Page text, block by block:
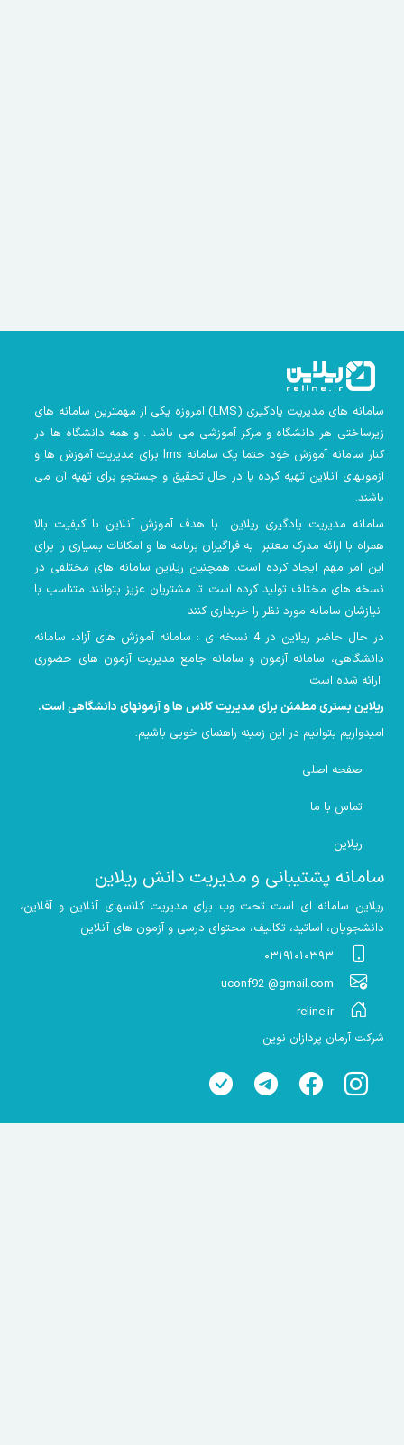
سامانه های مدیریت یادگیری (LMS) امروزه یکی از مهمترین سامانه های
زیرساختی هر دانشگاه و مرکز آموزشی می باشد . و همه دانشگاه ها در
کنار سامانه آموزش خود حتما یک سامانه lms
برای مدیریت آموزش ها و
آزمونهای آنلاین تهیه کرده یا در حال تحقیق و جستجو برای تهیه آن می
باشند.
سامانه مدیریت یادگیری ریلاین با هدف آموزش آنلاین با کیفیت بالا
همراه با ارائه مدرک معتبر به فراگیران برنامه ها و امکانات بسیاری را برای
این امر مهم ایجاد کرده است. همچنین ریلاین سامانه های مختلفی در
نسخه های مختلف تولید کرده است تا مشتریان عزیز بتوانند متناسب با
در حال حاضر ریلاین در 4 نسخه ی : سامانه آموزش های آزاد، سامانه
دانشگاهی، سامانه آزمون و سامانه جامع مدیریت آزمون های حضوری
ریلاین بستری مطمئن برای مدیریت کلاس ها و آزمونهای دانشگاهی است.
امیدواریم بتوانیم در این زمینه راهنمای خوبی باشیم.
صفحه اصلی
تماس با ما
ریلاین
سامانه پشتیبانی و مدیریت دانش ریلاین
ریلاین سامانه ای است تحت وب برای مدیریت کلاسهای آنلاین و آفلاین،
دانشجویان، اساتید، تکالیف، محتوای درسی و آزمون های آنلاین
۰۳۱۹۱۰۱۰۳۹۳
uconf92 @gmail.com
reline.ir
شرکت آرمان پردازان نوین